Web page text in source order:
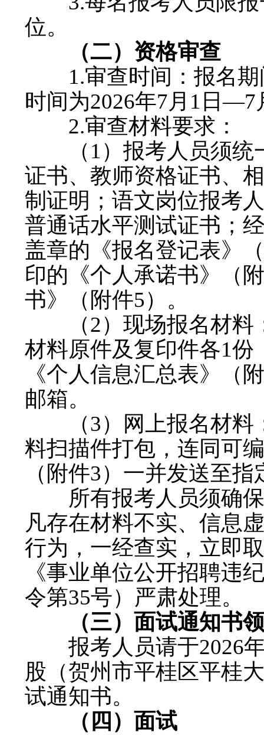
位。
（二）资格审查
1.审查时间：报名期
时间为2026年7月1日—7
2.审查材料要求：
（1）报考人员须统
证书、教师资格证书、
制证明；语文岗位报考
普通话水平测试证书；
盖章的《报名登记表》
印的《个人承诺书》（
书》（附件5）。
（2）现场报名材料
材料原件及复印件各1
《个人信息汇总表》（
邮箱。
（3）网上报名材料
料扫描件打包，连同可
（附件3）一并发送至
所有报考人员须确保
凡存在材料不实、信息
行为，一经查实，立即
《事业单位公开招聘违
令第35号）严肃处理。
（三）面试通知书领
报考人员请于2026年
股（贺州市平桂区平桂
试通知书。
（四）面试